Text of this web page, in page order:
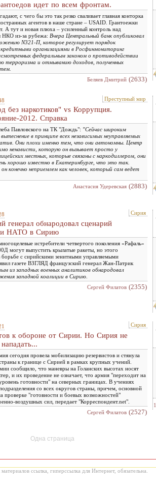
идет по всем фронтам.
с чего бы это так резко сваливает главная конторка
агентов в наше стране – USAID. Грантоежки
А тут и новая плюха – усиленный контроль над
НКО из-за рубежа: Вчера Центральный банк опубликовал
N321-П, которое регулирует порядок
кредитными организациями в Росфинмониторинг
федеральным законом о противодействии
терроризма и отмыванию доходов, полученных
Беляев Дмитрий (2633)
Преступный мир
без наркотиков" vs Коррупция.
2012. Справка
Павловского на ТК "Дождь": "Сейчас широким
в принципе всех независимых неуправляемых
Они плохи именно тем, что они автономны. Центр
ненависти, которую он вызывает просто у
местных, которые связаны с наркодиллером, они
хорошо известно в Екатеринбурге, что это так.
конечно неприемлем как человек, который сам ведет
Анастасия Удеревская (2883)
Сирия
генерал обнародовал сценарий
НАТО в Сирию
истребители четвертого поколения «Рафаль»
могут выпустить крылатые ракеты, но этого
борьбе с сирийскими зенитными управляемыми
газете ВЗГЛЯД французский генерал Жан-Патрик
из западных военных аналитиков обнародовал
западной коалиции в Сирию
Сергей Филатов (2355)
Сирия
к обороне от Сирии. Но Сирия не
сегодня провела мобилизацию резервистов и стянула
к границе с Сирией в рамках крупных учений.
сообщило, что маневры на Голанских высотах носят
и их проведение не означает, что армия "переходит на
готовности" на северных границах. В учениях
со всех округов страны, причем, основной
проверке "готовности и боевых возможностей"
воздушных сил, передает "Корреспондент.net".
Сергей Филатов (2527)
1
Одна страница
ссылка, гиперссылка для Интернет, обязательна.